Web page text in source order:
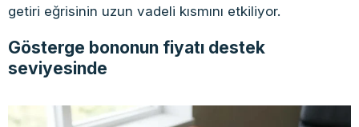
getiri eğrisinin uzun vadeli kısmını etkiliyor.
Gösterge bononun fiyatı destek
seviyesinde